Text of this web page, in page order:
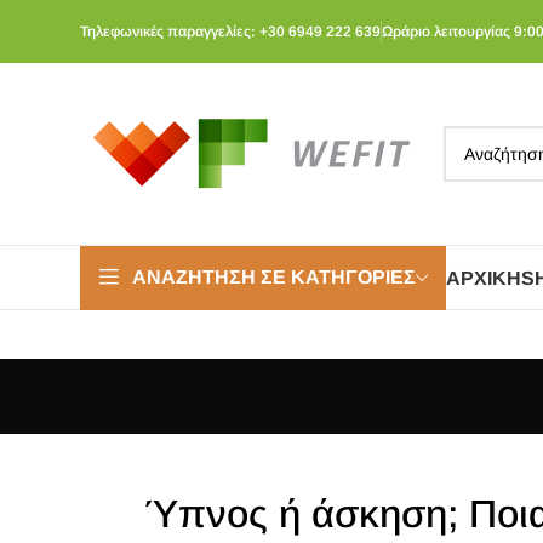
Τηλεφωνικές παραγγελίες: +30 6949 222 639Ωράριο λειτουργίας
ΑΝΑΖΉΤΗΣΗ ΣΕ ΚΑΤΗΓΟΡΊΕΣ ΑΡΧΙΚΉ
Ύπνος ή άσκηση; Ποια